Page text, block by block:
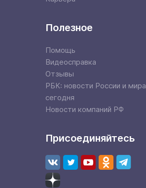
Полезное
Помощь
Видеосправка
Отзывы
РБК: новости России и мира
сегодня
Новости компаний РФ
Присоединяйтесь